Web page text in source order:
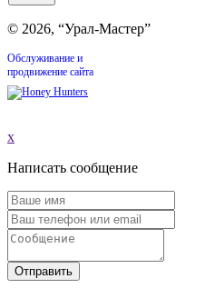
© 2026, “Урал-Мастер”
Обслуживание и
продвижение сайта
x
Написать сообщение
Отправить